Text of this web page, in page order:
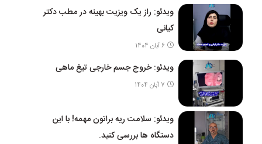
ویدئو: راز یک ویزیت بهینه در مطب دکتر
کیانی
6 آبان 1404
ویدئو: خروج جسم خارجی تیغ ماهی
7 آبان 1404
ویدئو: سلامت ریه براتون مهمه! با این
دستگاه ها بررسی کنید.